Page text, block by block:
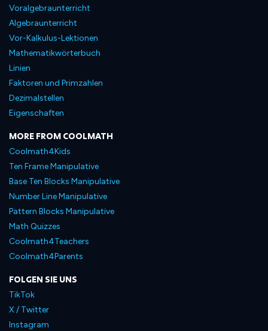
Voralgebraunterricht
Algebraunterricht
Vor-Kalkulus-Lektionen
Mathematikwörterbuch
Linien
Faktoren und Primzahlen
Dezimalstellen
Eigenschaften
MORE FROM COOLMATH
Coolmath4Kids
Ten Frame Manipulative
Base Ten Blocks Manipulative
Number Line Manipulative
Pattern Blocks Manipulative
Math Quizzes
Coolmath4Teachers
Coolmath4Parents
FOLGEN SIE UNS
TikTok
X / Twitter
Instagram